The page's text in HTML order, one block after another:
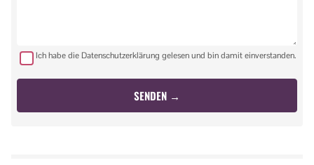
Ich habe die Datenschutzerklärung gelesen und bin damit einverstanden.